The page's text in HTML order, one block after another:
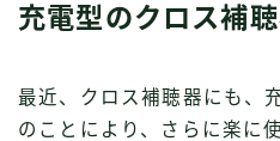
充電型のクロス補
最近、クロス補聴器にも、
のことにより、さらに楽に